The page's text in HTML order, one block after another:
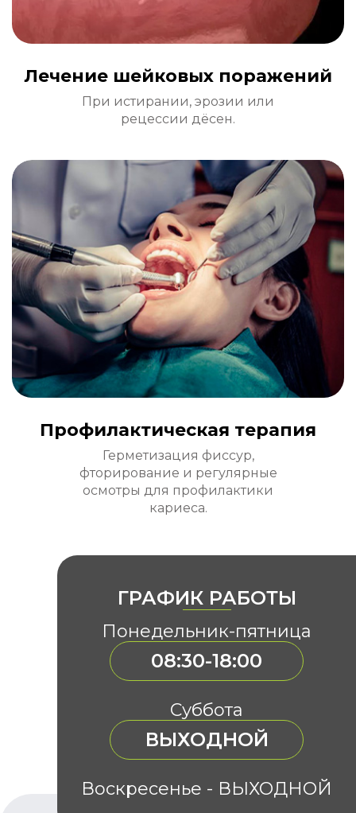
Лечение шейковых поражений
При истирании, эрозии или
рецессии дёсен.
Профилактическая терапия
Герметизация фиссур,
фторирование и регулярные
осмотры для профилактики
кариеса.
ГРАФИК РАБОТЫ
Понедельник-пятница
08:30-18:00
Суббота
ВЫХОДНОЙ
Воскресенье - ВЫХОДНОЙ